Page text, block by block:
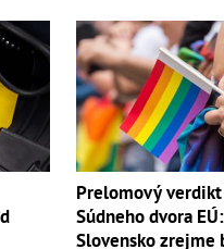
Prelomový verdikt
Súdneho dvora EÚ:
Slovensko zrejme